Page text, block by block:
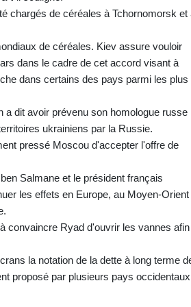
chargés de céréales à Tchornomorsk et
de céréales. Kiev assure vouloir
dans le cadre de cet accord visant à
dans certains des pays parmi les plus
a dit avoir prévenu son homologue russe
ukrainiens par la Russie.
pressé Moscou d'accepter l'offre de
Salmane et le président français
les effets en Europe, au Moyen-Orient
convaincre Ryad d'ouvrir les vannes
la notation de la dette à long terme
proposé par plusieurs pays occidentaux